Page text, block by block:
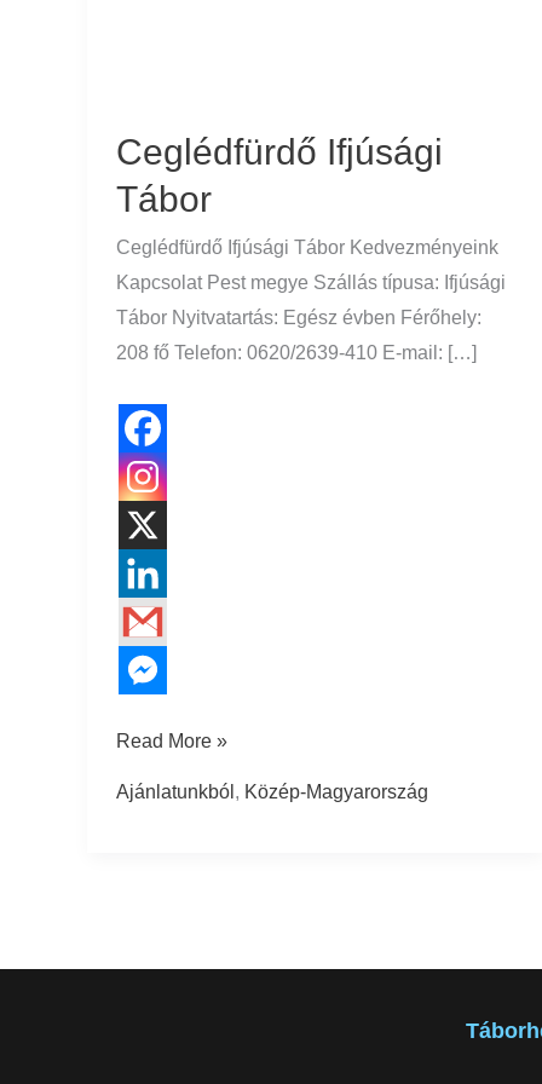
Ceglédfürdő Ifjúsági
Tábor
Ceglédfürdő Ifjúsági Tábor Kedvezményeink
Kapcsolat Pest megye Szállás típusa: Ifjúsági
Tábor Nyitvatartás: Egész évben Férőhely:
208 fő Telefon: 0620/2639-410 E-mail: […]
Read More »
Ajánlatunkból , Közép-Magyarország